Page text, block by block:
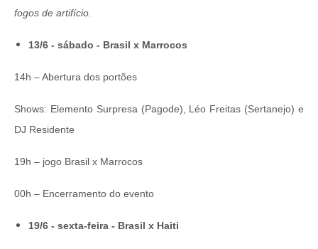
fogos de artifício.
13/6 - sábado - Brasil x Marrocos
14h – Abertura dos portões
Shows: Elemento Surpresa (Pagode), Léo Freitas (Sertanejo) e
DJ Residente
19h – jogo Brasil x Marrocos
00h – Encerramento do evento
19/6 - sexta-feira - Brasil x Haiti